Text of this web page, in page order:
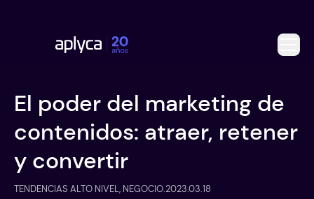
El poder del marketing de
contenidos: atraer, retener
y convertir
TENDENCIAS ALTO NIVEL, NEGOCIO.2023.03.18